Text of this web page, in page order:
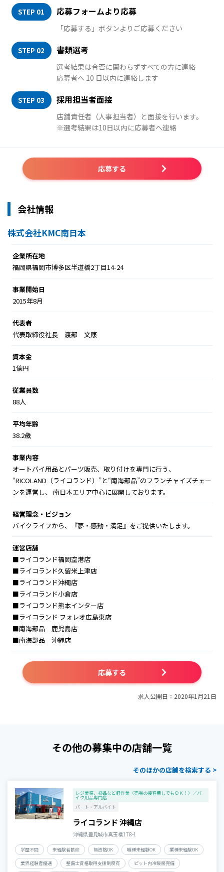
STEP 01 応募フォームより応募
「応募する」ボタンよりご応募ください
STEP 02 書類選考
選考結果は合否に関わらずすべての方に連絡
応募者へ 10 日以内に連絡します
STEP 03 採用担当者面接
店舗責任者（人事担当者）と面接を行います。
※選考結果は10日以内に応募者へ連絡
応募する
会社情報
株式会社KMC南日本
企業所在地
福岡県福岡市博多区半道橋2丁目14-24
事業開始日
2015年8月
代表者
代表取締役社長 渡部 文康
資本金
1億円
従業員数
88人
平均年齢
38.2歳
事業内容
オートバイ用品とパーツ販売、取り付けを専門に行う、
“RICOLAND（ライコランド）”と“南海部品”のフランチャイズチェー
ンを運営し、 南日本エリア中心に展開しております。
経営理念・ビジョン
バイクライフから、『夢・感動・満足』をご提供いたします。
運営店舗
■ライコランド福岡空港店
■ライコランド久留米上津店
■ライコランド沖縄店
■ライコランド小倉店
■ライコランド熊本インター店
■ライコランド フォレオ広島東店
■南海部品 鹿児島店
■南海部品 沖縄店
応募する
求人公開日：2020年1月21日
その他の募集中の店舗一覧
そのほかの店舗を検索する >
レジ業務、検品など軽作業（売場の接客無しでもＯＫ！）／バ
イク用品専門店
パート・アルバイト
ライコランド 沖縄店
沖縄県豊見城市真玉橋178-1
学歴不問 未経験者歓迎 無資格OK 職種未経験OK 業種未経験OK
業界経験者優遇 整備士資格取得支援制度有 ピット内冷暖房完備